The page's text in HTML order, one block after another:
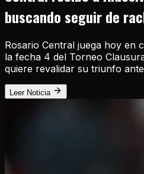
buscando seguir de
Rosario Central juega hoy en
la fecha 4 del Torneo
quiere revalidar su triunfo
Leer Noticia